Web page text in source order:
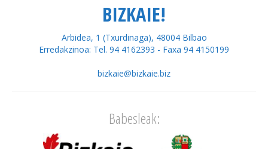
BIZKAIE!
Arbidea, 1 (Txurdinaga), 48004 Bilbao
Erredakzinoa: Tel. 94 4162393 - Faxa 94 4150199
bizkaie@bizkaie.biz
Babesleak: